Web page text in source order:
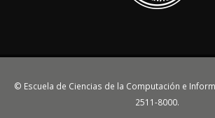
© Escuela de Ciencias de la Computación e
2511-8000.